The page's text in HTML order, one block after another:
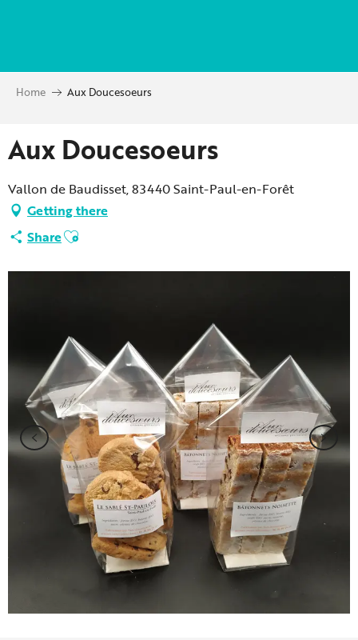
principal
Home Aux Doucesoeurs
Aux Doucesoeurs
Vallon de Baudisset, 83440 Saint-Paul-en-Forêt
Getting there
ShareAjouter aux favoris